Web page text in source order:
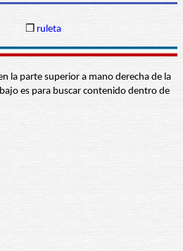
❒ ruleta
la parte superior a mano derecha de la
es para buscar contenido dentro de